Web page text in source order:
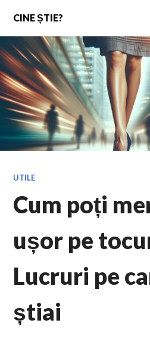
content
CINE ȘTIE?
UTILE
Cum poți
ușor pe
Lucruri pe
știai